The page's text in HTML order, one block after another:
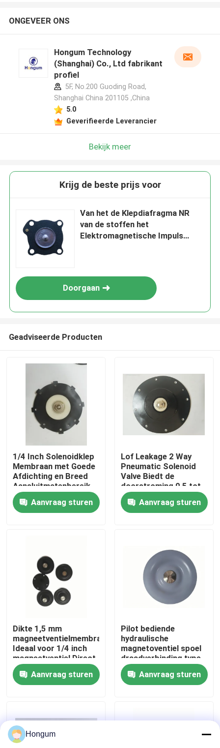
Huis
Producten
fabriekstour
Kwaliteitscontrole
Gevallen
Vraag een offerte
Klep Rubberdiafragma
ONGEVEER ONS
Hongum Technology
(Shanghai) Co., Ltd fabrikant
profiel
5F, No.200 Guoding Road,
Shanghai China 201105 ,China
5.0
Geverifieerde Leverancier
Bekijk meer
Krijg de beste prijs voor
Van het de Klepdiafragma NR
van de stoffen het
Elektromagnetische Impuls
Doorgaan
Geadviseerde Producten
1/4 Inch Solenoidklep
Membraan met Goede
Afdichting en Breed
Aansluitmatenbereik
1/4 Inch tot 2 Inch
voor Veelzijdigheid
Aanvraag sturen
Lof Leakage 2 Way
Pneumatic Solenoid
Valve Biedt de
doorstroming 0,5 tot
5 Lmin in Pneumatic
SystemAanvraag sturen
Dikte 1,5 mm
magneetventielmembraan
Ideaal voor 1/4 inch
magneetventiel Direct
werkend pilotgestuurd
ventiel Type Gebruik
Aanvraag sturen
Pilot bediende
hydraulische
magnetoventiel spoel
draadverbinding type
ontworpen voor
prestaties in
hydraulische
Aanvraag sturen
Hongum